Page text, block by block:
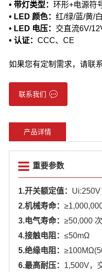
• 带灯类型： 环形+电源符
• LED 颜色： 红/绿/蓝/黄/白
• LED 电压： 交直流6V/
• 认证： CCC、CE
如果您有定制需求，请联
联系我们
产品详情
重要参数
1.开关额定值： Ui:250V
2.机械寿命：
3.电气寿命： ≥50,000
4.接触电阻： ≤50mΩ
5.绝缘电阻：
6.最高耐压： 1,500V，